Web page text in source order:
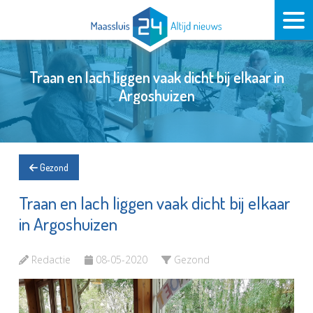
Traan en lach liggen vaak dicht bij elkaar in
Argoshuizen
Gezond
Traan en lach liggen vaak dicht bij elkaar
in Argoshuizen
Redactie 08-05-2020 Gezond